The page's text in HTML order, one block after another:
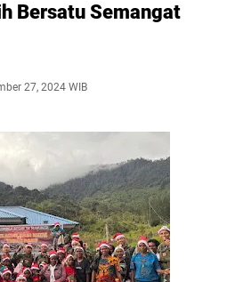
Bersatu Semangat
27, 2024 WIB